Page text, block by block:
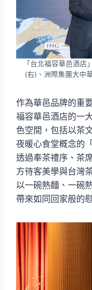
「台北福容華邑酒店
(右)、洲際集團大中
作為華邑品牌的重
福容華邑酒店的一
色空間，包括以茶
夜暖心食堂概念的
透過奉茶禮序、茶
方待客美學與台灣
以一碗熱麵、一碗
帶來如同回家般的